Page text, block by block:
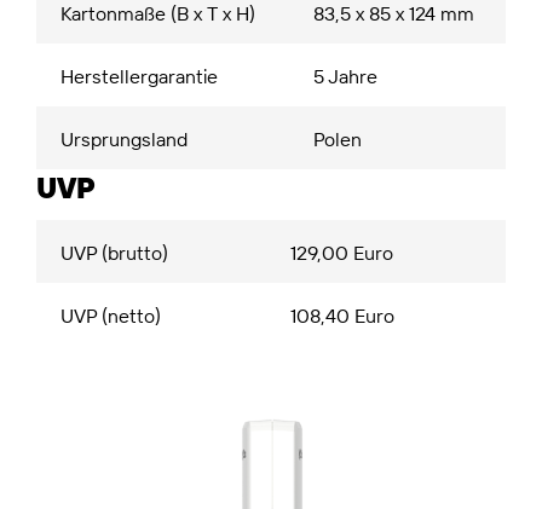
Kartonmaße (B x T x H) 83,5 x 85 x 124 mm
Herstellergarantie 5 Jahre
Ursprungsland Polen
UVP
UVP (brutto) 129,00 Euro
UVP (netto) 108,40 Euro